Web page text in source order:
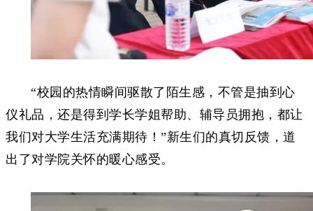
“校园的热情瞬间驱散了陌生感，不管是抽到心
仪礼品，还是得到学长学姐帮助、辅导员拥抱，都让
我们对大学生活充满期待！”新生们的真切反馈，道
出了对学院关怀的暖心感受。